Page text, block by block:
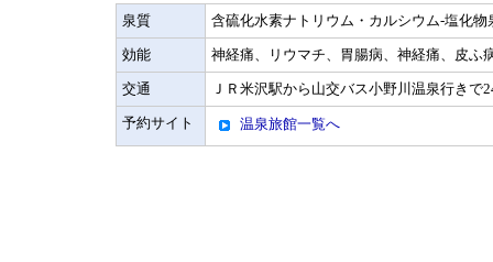
泉質 含硫化水素ナトリウム・カルシウム-塩化物
効能 神経痛、リウマチ、胃腸病、神経痛、皮ふ
交通 ＪＲ米沢駅から山交バス小野川温泉行きで
予約サイト 温泉旅館一覧へ